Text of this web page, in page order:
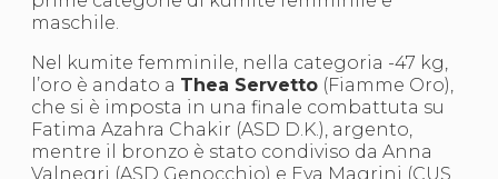
Calendario Attività
Difesa Personale MGA
La disciplina
News
Merchandising
Mappa del sito
maschile.
Nel kumite femminile, nella categoria -47 kg,
l’oro è andato a Thea Servetto (Fiamme Oro),
che si è imposta in una finale combattuta su
Fatima Azahra Chakir (ASD D.K.), argento,
mentre il bronzo è stato condiviso da Anna
Valnegri (ASD Genocchio) e Eva Magrini (CUS